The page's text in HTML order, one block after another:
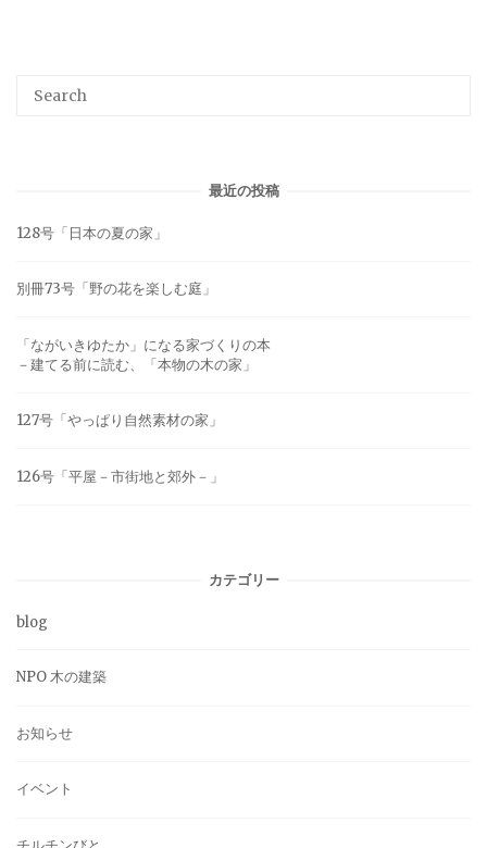
最近の投稿
128号「日本の夏の家」
別冊73号「野の花を楽しむ庭」
「ながいきゆたか」になる家づくりの本
－建てる前に読む、「本物の木の家」
127号「やっぱり自然素材の家」
126号「平屋－市街地と郊外－」
カテゴリー
blog
NPO 木の建築
お知らせ
イベント